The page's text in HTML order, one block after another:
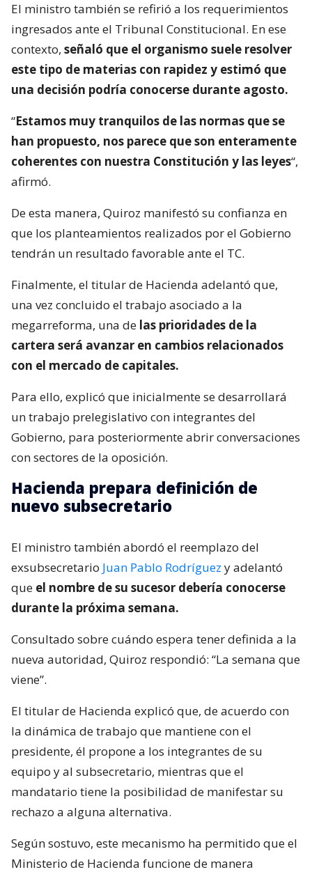
El ministro también se refirió a los requerimientos
ingresados ante el Tribunal Constitucional. En ese
contexto, señaló que el organismo suele resolver
este tipo de materias con rapidez y estimó que
una decisión podría conocerse durante agosto.
“Estamos muy tranquilos de las normas que se
han propuesto, nos parece que son enteramente
coherentes con nuestra Constitución y las leyes“,
afirmó.
De esta manera, Quiroz manifestó su confianza en
que los planteamientos realizados por el Gobierno
tendrán un resultado favorable ante el TC.
Finalmente, el titular de Hacienda adelantó que,
una vez concluido el trabajo asociado a la
megarreforma, una de las prioridades de la
cartera será avanzar en cambios relacionados
con el mercado de capitales.
Para ello, explicó que inicialmente se desarrollará
un trabajo prelegislativo con integrantes del
Gobierno, para posteriormente abrir conversaciones
con sectores de la oposición.
Hacienda prepara definición de
nuevo subsecretario
El ministro también abordó el reemplazo del
exsubsecretario Juan Pablo Rodríguez y adelantó
que el nombre de su sucesor debería conocerse
durante la próxima semana.
Consultado sobre cuándo espera tener definida a la
nueva autoridad, Quiroz respondió: “La semana que
viene”.
El titular de Hacienda explicó que, de acuerdo con
la dinámica de trabajo que mantiene con el
presidente, él propone a los integrantes de su
equipo y al subsecretario, mientras que el
mandatario tiene la posibilidad de manifestar su
rechazo a alguna alternativa.
Según sostuvo, este mecanismo ha permitido que el
Ministerio de Hacienda funcione de manera